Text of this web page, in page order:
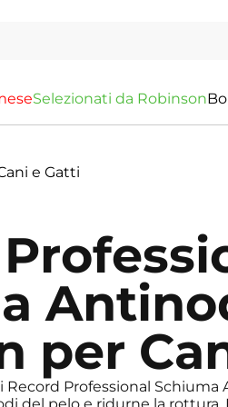
eseSelezionati da Robinson
e Gatti
per
Record Professional